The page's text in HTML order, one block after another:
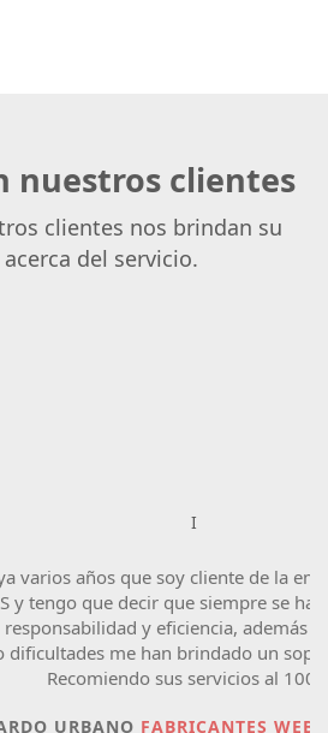
nuestros clientes
clientes nos brindan su
del servicio.
que soy cliente de la empresa Asesorar
que siempre se ha caracterizado
y eficiencia, además siempre que he
han brindado un soporte oportuno.
sus servicios al 100%.”
FABRICANTES WEB - RESELLER